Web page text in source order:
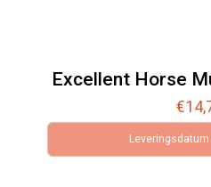
Excellent Horse
€